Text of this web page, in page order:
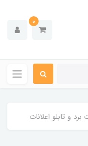
0
برد و تابلو اعلانات